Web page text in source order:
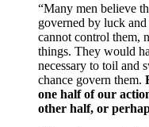
“Many men believe
governed by luck
cannot control them,
things. They would
necessary to toil and
chance govern them.
one half of our
other half, or